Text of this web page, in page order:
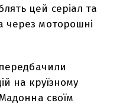
цей серіал та
моторошні
на круїзному
своїм